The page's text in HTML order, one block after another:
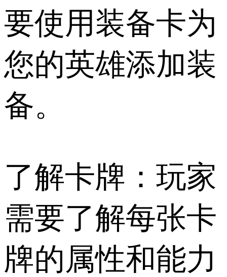
要使用装备卡为
您的英雄添加装
备。
了解卡牌：玩家
需要了解每张卡
牌的属性和能力